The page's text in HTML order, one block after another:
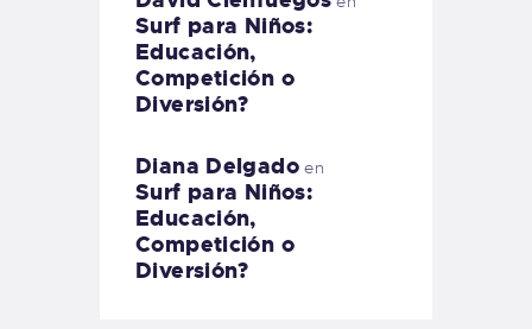
Surf para Niños:
Educación,
Competición o
Diversión?
Diana Delgadoen
Surf para Niños:
Educación,
Competición o
Diversión?